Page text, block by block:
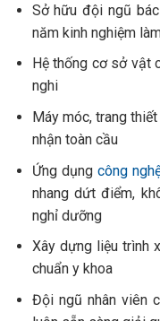
Sở hữu đội ngũ
năm kinh nghiệm
Hệ thống cơ sở vật
nghi
Máy móc, trang
nhận toàn cầu
Ứng dụngcông
nhang dứt điểm,
nghỉ dưỡng
Xây dựng liệu trình
chuẩn y khoa
Đội ngũ nhân viên